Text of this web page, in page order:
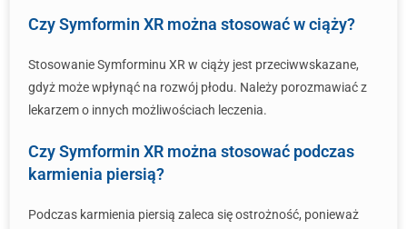
Czy Symformin XR można stosować w ciąży?
Stosowanie Symforminu XR w ciąży jest przeciwwskazane,
gdyż może wpłynąć na rozwój płodu. Należy porozmawiać z
lekarzem o innych możliwościach leczenia.
Czy Symformin XR można stosować podczas
karmienia piersią?
Podczas karmienia piersią zaleca się ostrożność, ponieważ